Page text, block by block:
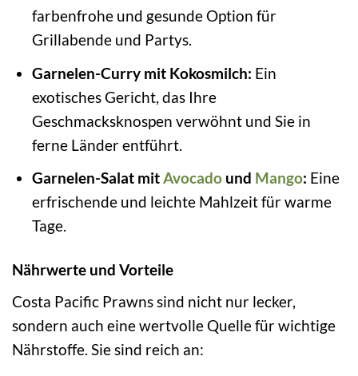
farbenfrohe und gesunde Option für
Grillabende und Partys.
Garnelen-Curry mit Kokosmilch: Ein
exotisches Gericht, das Ihre
Geschmacksknospen verwöhnt und Sie in
ferne Länder entführt.
Garnelen-Salat mitAvocadound Mango: Eine
erfrischende und leichte Mahlzeit für warme
Tage.
Nährwerte und Vorteile
Costa Pacific Prawns sind nicht nur lecker,
sondern auch eine wertvolle Quelle für wichtige
Nährstoffe. Sie sind reich an: